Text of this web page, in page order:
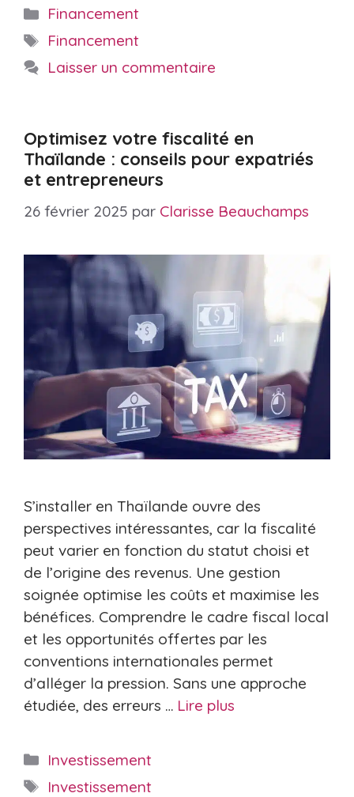
Catégories
Financement
Étiquettes
Financement
Laisser un commentaire
Optimisez votre fiscalité en
Thaïlande : conseils pour expatriés
et entrepreneurs
26 février 2025 par Clarisse Beauchamps
S’installer en Thaïlande ouvre des
perspectives intéressantes, car la fiscalité
peut varier en fonction du statut choisi et
de l’origine des revenus. Une gestion
soignée optimise les coûts et maximise les
bénéfices. Comprendre le cadre fiscal local
et les opportunités offertes par les
conventions internationales permet
d’alléger la pression. Sans une approche
étudiée, des erreurs … Lire plus
Catégories
Investissement
Étiquettes
Investissement